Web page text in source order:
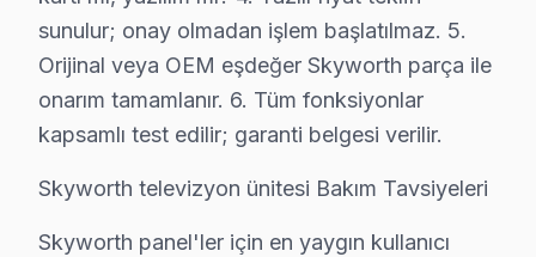
• Beşiktaş'de mobil servis aracı ile yerinde müdahale
• Beşiktaş'de acil durumlarda öncelikli randevu
• Beşiktaş servisimizde 7/24 çağrı merkezi desteği
Gün içinde Beşiktaş'da Skyworth servis randevusu
Beşiktaş'da Skyworth TV Uzmanları –
Skyworth ürünlerine hakim, sertifikalı teknisyen
sunulur; onay olmadan işlem başlatılmaz. 5.
Orijinal veya OEM eşdeğer Skyworth parça ile
onarım tamamlanır. 6. Tüm fonksiyonlar
kapsamlı test edilir; garanti belgesi verilir.
Skyworth televizyon ünitesi Bakım Tavsiyeleri
Skyworth panel'ler için en yaygın kullanıcı